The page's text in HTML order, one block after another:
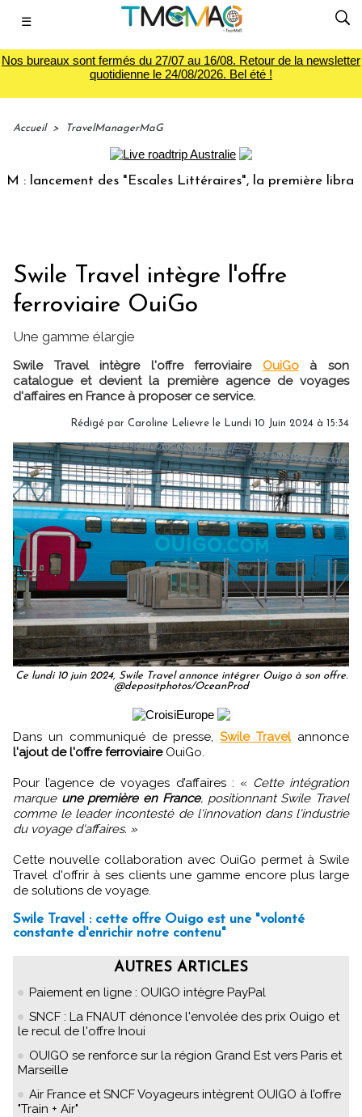
☰
Nos bureaux sont fermés du 27/07 au 16/08. Retour de la newsletter
quotidienne le 24/08/2026. Bel été !
Accueil > TravelManagerMaG
des "Escales Littéraires", la première librairie du
Swile Travel intègre l'offre
ferroviaire OuiGo
Une gamme élargie
Swile Travel intègre l'offre ferroviaire OuiGoà son
catalogue et devient la première agence de voyages
d'affaires en France à proposer ce service.
Rédigé par Caroline Lelievre le Lundi 10 Juin 2024 à 15:34
Ce lundi 10 juin 2024, Swile Travel annonce intégrer Ouigo à son offre.
@depositphotos/OceanProd
Dans un communiqué de presse,Swile Travelannonce
l'ajout de l'offre ferroviaireOuiGo.
Pour l’agence de voyages d’affaires : « Cette intégration
marque une première en France, positionnant Swile Travel
comme le leader incontesté de l'innovation dans l'industrie
du voyage d'affaires. »
Cette nouvelle collaboration avec OuiGo permet à Swile
Travel d'offrir à ses clients une gamme encore plus large
de solutions de voyage.
Swile Travel : cette offre Ouigo est une "volonté
constante d'enrichir notre contenu"
AUTRES ARTICLES
Paiement en ligne : OUIGO intègre PayPal
SNCF : La FNAUT dénonce l'envolée des prix Ouigo et
le recul de l'offre Inoui
OUIGO se renforce sur la région Grand Est vers Paris et
Marseille
Air France et SNCF Voyageurs intègrent OUIGO à l’offre
"Train + Air"